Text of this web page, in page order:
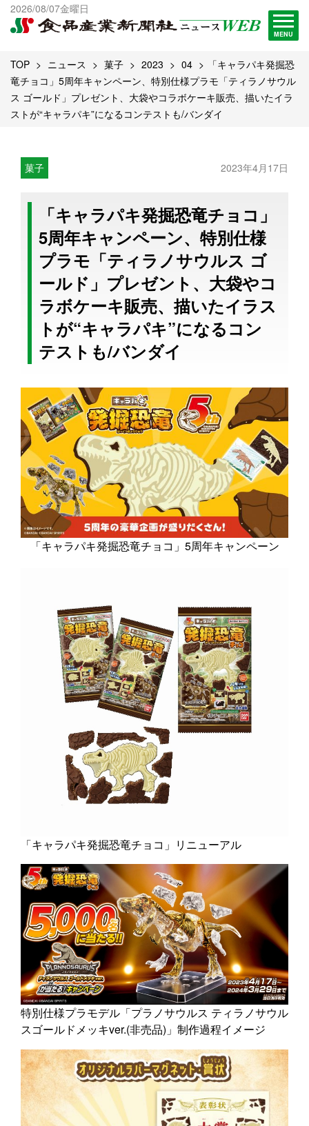
2026/08/07金曜日
MENU
出版物一覧へ
試読・購読申し込み
TOP ニュース 菓子 2023 04
「キャラパキ発掘恐
竜チョコ」5周年キャンペーン、特別仕様プラモ「ティラノサウル
ス ゴールド」プレゼント、大袋やコラボケーキ販売、描いたイラ
ストが“キャラパキ”になるコンテストも/バンダイ
菓子 2023年4月17日
「キャラパキ発掘恐竜チョコ」
5周年キャンペーン、特別仕様
プラモ「ティラノサウルス ゴ
ールド」プレゼント、大袋やコ
ラボケーキ販売、描いたイラス
トが“キャラパキ”になるコン
テストも/バンダイ
「キャラパキ発掘恐竜チョコ」5周年キャンペーン
「キャラパキ発掘恐竜チョコ」リニューアル
特別仕様プラモデル「プラノサウルス ティラノサウル
スゴールドメッキver.(非売品)」制作過程イメージ